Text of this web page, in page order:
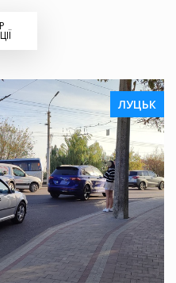
ЛУЦЬК